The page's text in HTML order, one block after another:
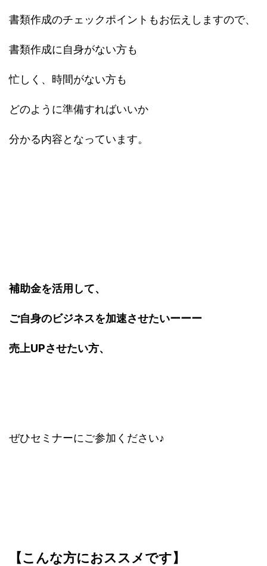
書類作成のチェックポイントもお伝えしますので、
書類作成に自身がない方も
忙しく、時間がない方も
どのように準備すればいいか
分かる内容となっています。
補助金を活用して、
ご自身のビジネスを加速させたいーーー
売上UPさせたい方、
ぜひセミナーにご参加ください♪
【こんな方におススメです】